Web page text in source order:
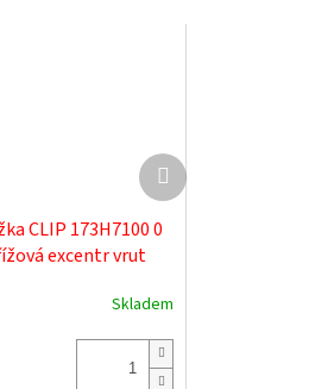
CLIP 173H7100 0
excentr vrut
Skladem
Další
produkt